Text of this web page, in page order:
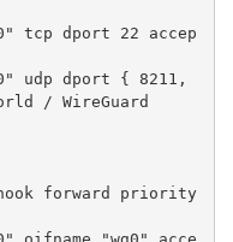
/ WireGuard